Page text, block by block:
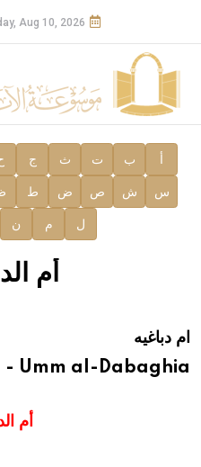
Aug 10, 2026
أ ب ت ث ج
س ش ص ض ط
ل م ن
أم
ام دباغيه
Umm al-Dabaghia -
أم